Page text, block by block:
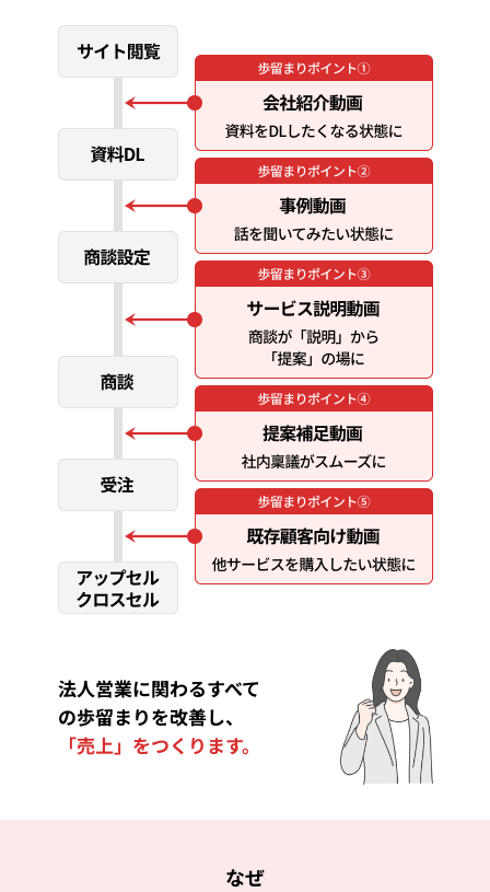
法人営業に関わるすべて
の歩留まりを改善し、
「売上」をつくります。
なぜ